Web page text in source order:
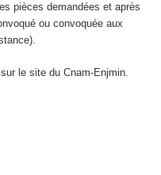
pièces demandées et après
ou convoquée aux
le site du Cnam-Enjmin.